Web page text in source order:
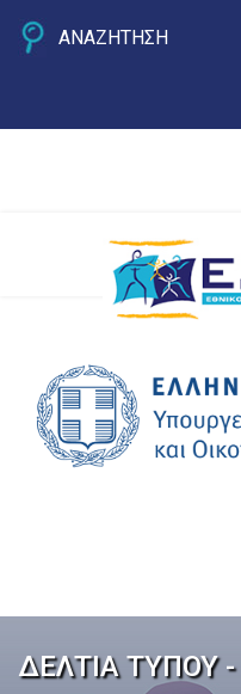
ΑΝΑΖΗΤΗΣΗ
ΔΕΛΤΙΑ ΤΥΠΟΥ